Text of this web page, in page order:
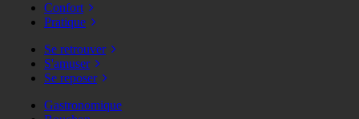
Confort
Pratique
Se retrouver
S'amuser
Se reposer
Gastronomique